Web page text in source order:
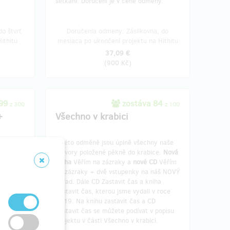
37,09 €
(900 Kč)
z 300
je
zostáva 84 z 100
Všechno v krabici
V této odměně jsou úplně všechny naše
výtvory položené pěkně do krabice. Nová
kniha Věřím na zázraky a nové CD Věřím
na zázraky + dvě vstupenky na náš NOVÝ
pořad. Dále CD Zastavit čas a kniha
Zastavit čas, kterou jsme vydali v roce
2019. Na knihu zastavit čas a CD
Zastavit čas se můžete podívat v popisu
projektu v části Všechno v krabici.